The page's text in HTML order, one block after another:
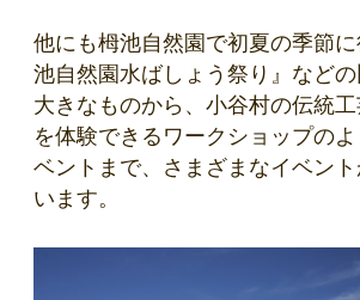
他にも栂池自然園で初夏の季節
池自然園水ばしょう祭り』など
大きなものから、小谷村の伝統工
を体験できるワークショップの
ベントまで、さまざまなイベン
います。